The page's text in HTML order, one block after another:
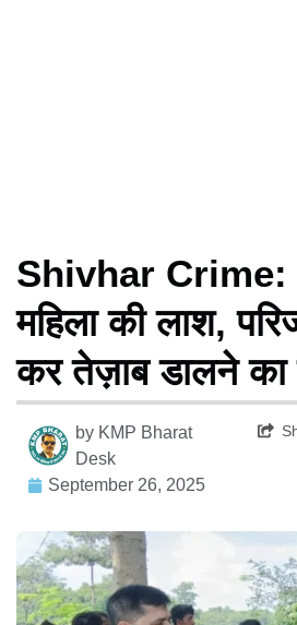
Shivhar Crime:
महिला की लाश,
कर तेज़ाब डालने का
by KMP Bharat
Desk
September 26, 2025